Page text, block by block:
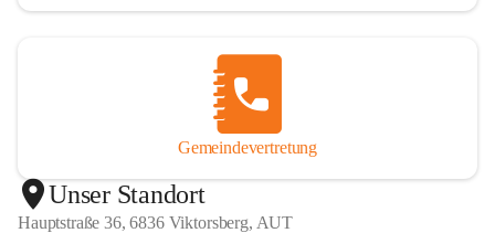
Gemeindevertretung
Unser Standort
Hauptstraße 36, 6836 Viktorsberg, AUT